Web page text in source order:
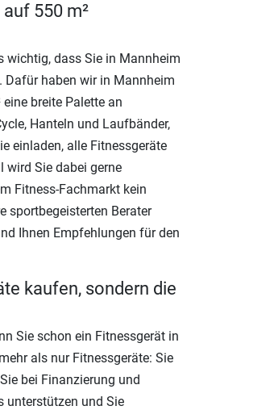
550 m²
wichtig, dass Sie in Mannheim
Dafür haben wir in Mannheim
breite Palette an
Hanteln und Laufbänder,
einladen, alle Fitnessgeräte
wird Sie dabei gerne
Fitness-Fachmarkt kein
sportbegeisterten Berater
Ihnen Empfehlungen für den
kaufen, sondern die
Sie schon ein Fitnessgerät in
als nur Fitnessgeräte: Sie
bei Finanzierung und
unterstützen und Sie